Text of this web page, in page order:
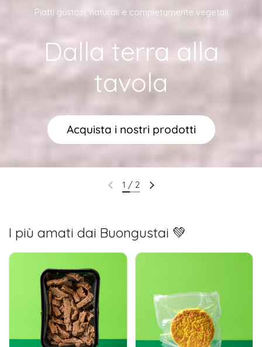
Piatti gustosi, naturali e completamente vegetali
Dalla terra alla
tavola
Acquista i nostri prodotti
1 / 2
I più amati dai Buongustai 💚